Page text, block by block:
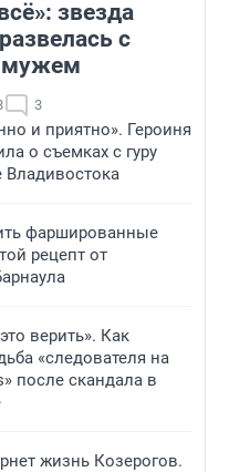
звезда
с
3
и приятно». Героиня
о съемках с гуру
Владивостока
фаршированные
рецепт от
верить». Как
«следователя на
после скандала в
жизнь Козерогов.